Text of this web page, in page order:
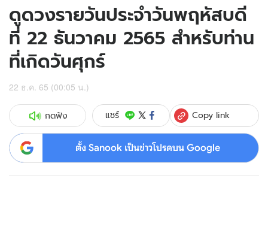
ดูดวงรายวันประจำวันพฤหัสบดี
ที่ 22 ธันวาคม 2565 สำหรับท่าน
ที่เกิดวันศุกร์
22 ธ.ค. 65 (00:05 น.)
กดฟัง แชร์ Copy link
ตั้ง Sanook เป็นข่าวโปรดบน Google